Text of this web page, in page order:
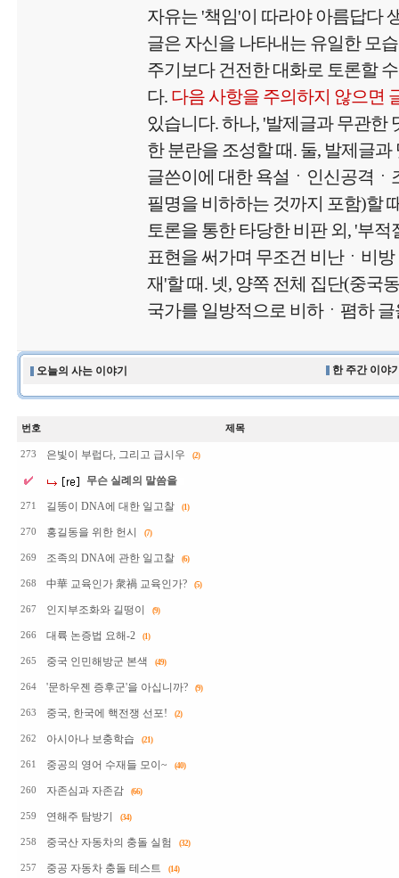
자유는 '책임'이 따라야 아름답다
글은 자신을 나타내는 유일한 모
주기보다 건전한 대화로 토론할
다. 다음 사항을 주의하지 않으면
있습니다. 하나, '발제글과 무관한
한 분란을 조성할 때. 둘, 발제글
글쓴이에 대한 욕설ㆍ인신공격ㆍ
필명을 비하하는 것까지 포함)할
토론을 통한 타당한 비판 외, '부
표현을 써가며 무조건 비난ㆍ비
재'할 때. 넷, 양쪽 전체 집단(중국
국가를 일방적으로 비하ㆍ폄하 글
오늘의 사는 이야기 한 주간 이야
번호 제목
273 은빛이 부럽다, 그리고 급시우 (2)
무슨 실례의 말씀을
271 길똥이 DNA에 대한 일고찰 (1)
270 홍길동을 위한 헌시 (7)
269 조족의 DNA에 관한 일고찰 (6)
268 中華 교육인가 衆禍 교육인가? (5)
267 인지부조화와 길떵이 (9)
266 대륙 논증법 요해-2 (1)
265 중국 인민해방군 본색 (49)
264 '문하우젠 증후군'을 아십니까? (9)
263 중국, 한국에 핵전쟁 선포! (2)
262 아시아나 보충학습 (21)
261 중공의 영어 수재들 모이~ (40)
260 자존심과 자존감 (66)
259 연해주 탐방기 (34)
258 중국산 자동차의 충돌 실험 (32)
257 중공 자동차 충돌 테스트 (14)